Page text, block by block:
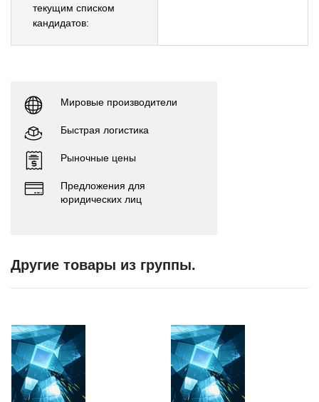
текущим списком
кандидатов:
Мировые производители
Быстрая логистика
Рыночные цены
Предложения для
юридических лиц
Другие товары из группы.